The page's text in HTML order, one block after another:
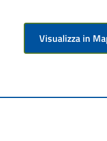
Visualizza in